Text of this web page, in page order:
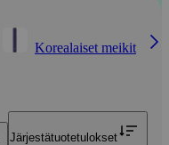
Korealaiset meikit
Järjestätuotetulokset